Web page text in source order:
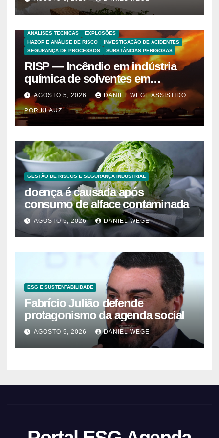
de espaço infantil – Dicas da
Capital
ANALISES TECNICAS
EXPLOSÕES
HAZOP E ANÁLISE DE RISCO
INVESTIGAÇÃO DE ACIDENTES
SEGURANÇA DE PROCESSOS
SUBSTÂNCIAS PERIGOSAS
RISP — Incêndio em indústria
química de solventes em
Itaquaquecetuba/SP
(UNIQUIMA/Quema)
AGOSTO 5, 2026 DANIEL WEGE ASSISTIDO
POR KLAUZ
GESTÃO DE RISCOS E SEGURANÇA INDUSTRIAL
doença é causada após
consumo de alface contaminada
AGOSTO 5, 2026 DANIEL WEGE
ESG E SUSTENTABILIDADE
Fabrício Julião defende
protagonismo da agenda social
AGOSTO 5, 2026 DANIEL WEGE